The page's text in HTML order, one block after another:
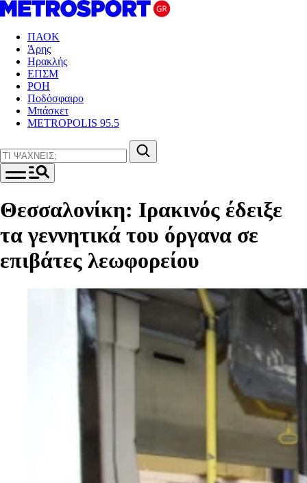
ΠΑΟΚ
Άρης
Ηρακλής
ΕΠΣΜ
ΡΟΗ
Ποδόσφαιρο
Μπάσκετ
METROPOLIS 95.5
Θεσσαλονίκη: Ιρακινός έδειξε
τα γεννητικά του όργανα σε
επιβάτες λεωφορείου